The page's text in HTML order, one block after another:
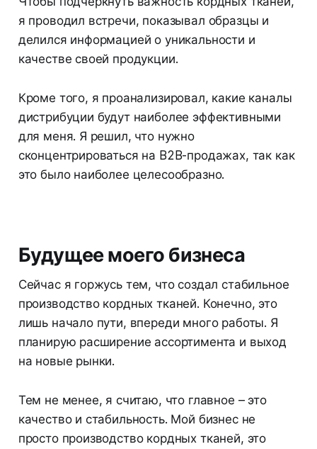
я проводил встречи, показывал образцы и
делился информацией о уникальности и
качестве своей продукции.
Кроме того, я проанализировал, какие каналы
дистрибуции будут наиболее эффективными
для меня. Я решил, что нужно
сконцентрироваться на B2B-продажах, так как
это было наиболее целесообразно.
Будущее моего бизнеса
Сейчас я горжусь тем, что создал стабильное
производство кордных тканей. Конечно, это
лишь начало пути, впереди много работы. Я
планирую расширение ассортимента и выход
на новые рынки.
Тем не менее, я считаю, что главное – это
качество и стабильность. Мой бизнес не
просто производство кордных тканей, это